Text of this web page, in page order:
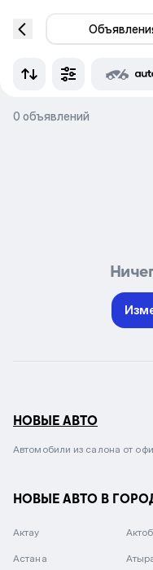
0 объявлений
НОВЫЕ АВТО
Автомобили из салона от
НОВЫЕ АВТО В
Актау
Астана